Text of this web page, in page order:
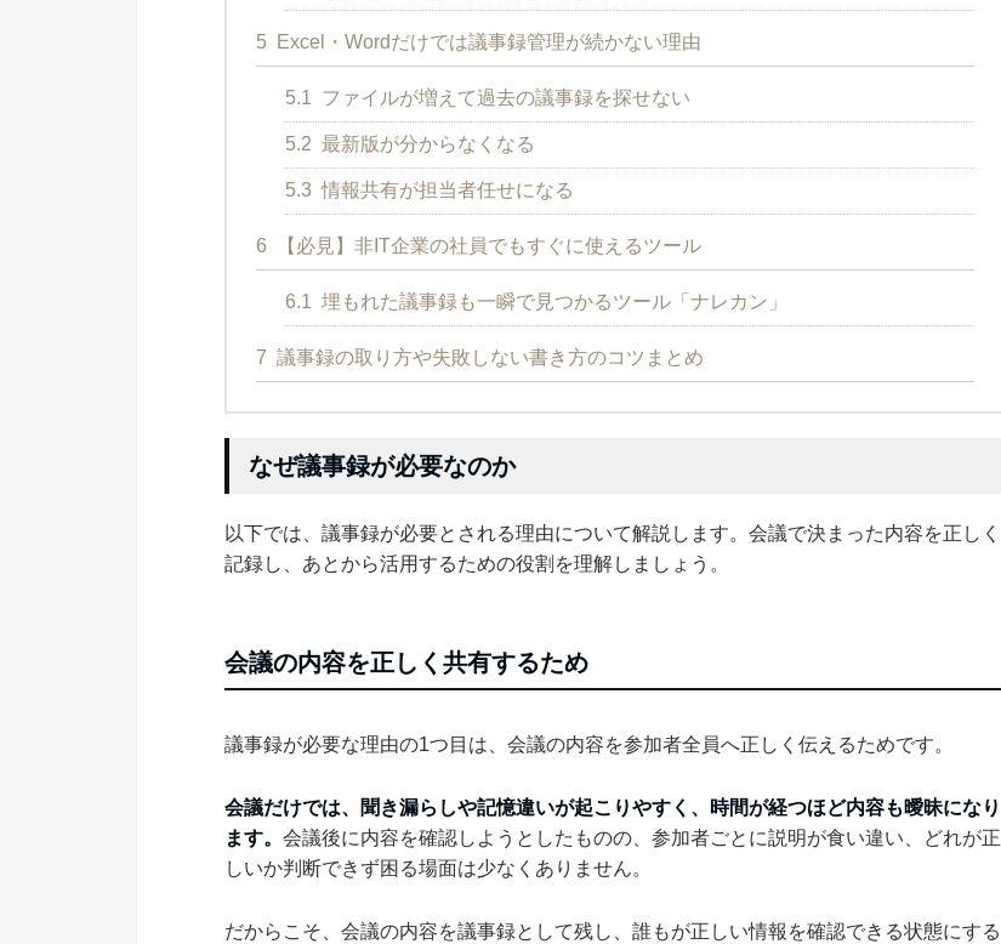
5 Excel・Wordだけでは議事録管理が続かない理由
5.1 ファイルが増えて過去の議事録を探せない
5.2 最新版が分からなくなる
5.3 情報共有が担当者任せになる
6 【必見】非IT企業の社員でもすぐに使えるツール
6.1 埋もれた議事録も一瞬で見つかるツール「ナレカン」
7 議事録の取り方や失敗しない書き方のコツまとめ
なぜ議事録が必要なのか
以下では、議事録が必要とされる理由について解説します。会議で決まった内容を正しく
記録し、あとから活用するための役割を理解しましょう。
会議の内容を正しく共有するため
議事録が必要な理由の1つ目は、会議の内容を参加者全員へ正しく伝えるためです。
会議だけでは、聞き漏らしや記憶違いが起こりやすく、時間が経つほど内容も曖昧になり
ます。 会議後に内容を確認しようとしたものの、参加者ごとに説明が食い違い、どれが正
しいか判断できず困る場面は少なくありません。
だからこそ、会議の内容を議事録として残し、誰もが正しい情報を確認できる状態にする